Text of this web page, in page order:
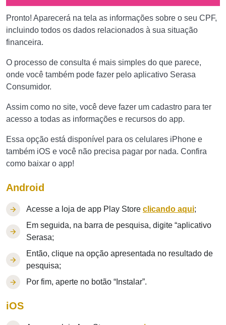
Pronto! Aparecerá na tela as informações sobre o seu CPF,
incluindo todos os dados relacionados à sua situação
financeira.
O processo de consulta é mais simples do que parece,
onde você também pode fazer pelo aplicativo Serasa
Consumidor.
Assim como no site, você deve fazer um cadastro para ter
acesso a todas as informações e recursos do app.
Essa opção está disponível para os celulares iPhone e
também iOS e você não precisa pagar por nada. Confira
como baixar o app!
Android
Acesse a loja de app Play Store clicando aqui;
Em seguida, na barra de pesquisa, digite “aplicativo
Serasa;
Então, clique na opção apresentada no resultado de
pesquisa;
Por fim, aperte no botão “Instalar”.
iOS